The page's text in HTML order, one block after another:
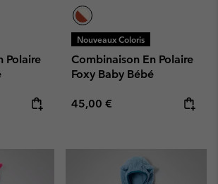
Polaire
Nouveaux Coloris
Combinaison En Polaire
Foxy Baby Bébé
Regular price:
45,00 €